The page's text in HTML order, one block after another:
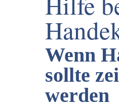
Wenn
sollte
werden